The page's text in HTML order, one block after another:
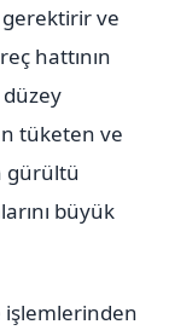
ve
hattının
tüketen ve
gürültü
büyük